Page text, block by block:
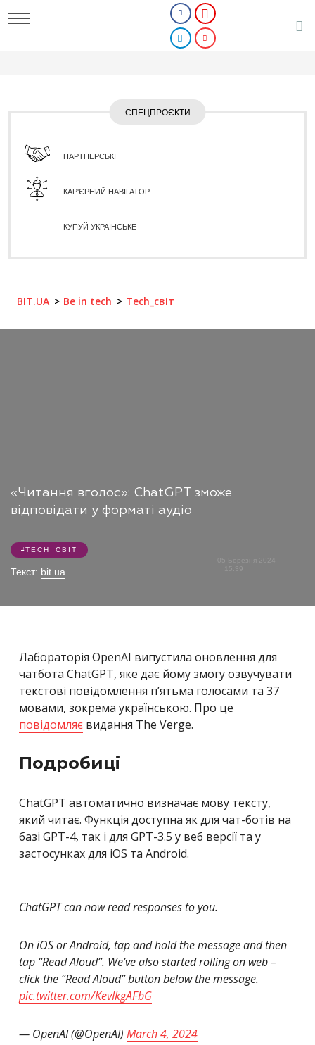
СПЕЦПРОЄКТИ
ПАРТНЕРСЬКІ
КАР'ЄРНИЙ НАВІГАТОР
КУПУЙ УКРАЇНСЬКЕ
BIT.UA Be in tech Tech_світ
«Читання вголос»: ChatGPT зможе
відповідати у форматі аудіо
TECH_СВІТ
Текст: bit.ua
05 Березня 2024
15:39
Лабораторія OpenAI випустила оновлення для
чатбота ChatGPT, яке дає йому змогу озвучувати
текстові повідомлення пʼятьма голосами та 37
мовами, зокрема українською. Про це
повідомляє видання The Verge.
Подробиці
ChatGPT автоматично визначає мову тексту,
який читає. Функція доступна як для чат-ботів на
базі GPT-4, так і для GPT-3.5 у веб версії та у
застосунках для iOS та Android.
ChatGPT can now read responses to you.
On iOS or Android, tap and hold the message and then
tap “Read Aloud”. We’ve also started rolling on web –
click the “Read Aloud” button below the message.
pic.twitter.com/KevIkgAFbG
— OpenAI (@OpenAI) March 4, 2024